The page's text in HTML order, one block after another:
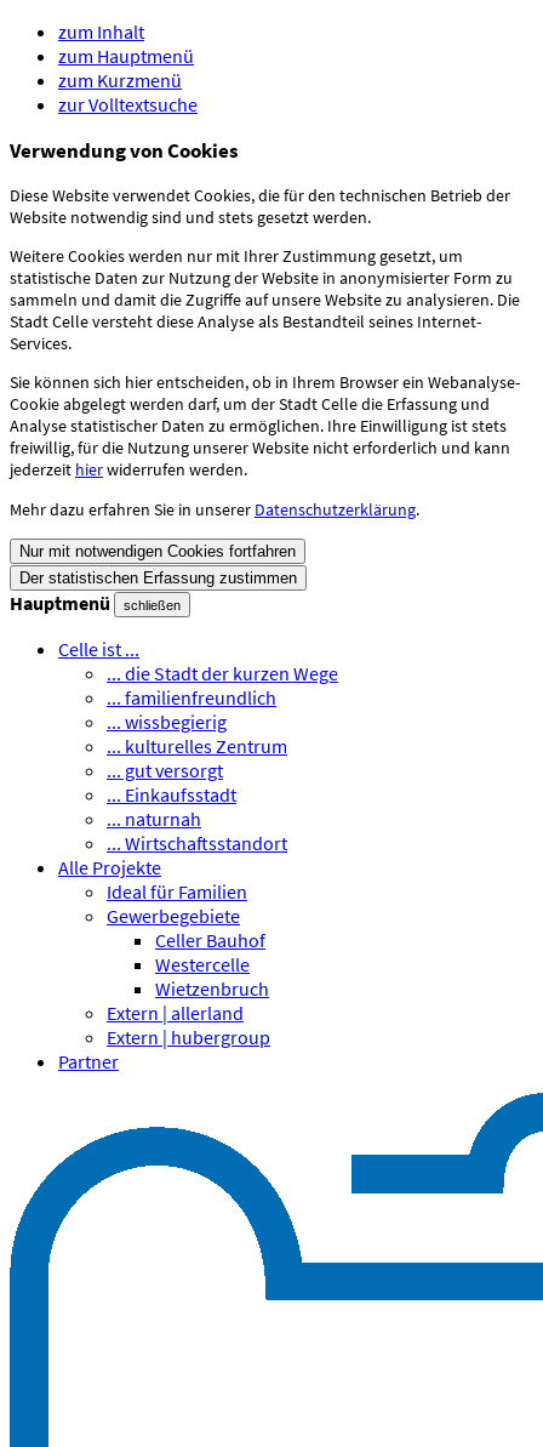
zum Inhalt
zum Hauptmenü
zum Kurzmenü
zur Volltextsuche
Verwendung von Cookies
Diese Website verwendet Cookies, die für den technischen Betrieb der
Website notwendig sind und stets gesetzt werden.
Weitere Cookies werden nur mit Ihrer Zustimmung gesetzt, um
statistische Daten zur Nutzung der Website in anonymisierter Form zu
sammeln und damit die Zugriffe auf unsere Website zu analysieren. Die
Stadt Celle versteht diese Analyse als Bestandteil seines Internet-
Services.
Sie können sich hier entscheiden, ob in Ihrem Browser ein Webanalyse-
Cookie abgelegt werden darf, um der Stadt Celle die Erfassung und
Analyse statistischer Daten zu ermöglichen. Ihre Einwilligung ist stets
freiwillig, für die Nutzung unserer Website nicht erforderlich und kann
jederzeit hierwiderrufen werden.
Mehr dazu erfahren Sie in unserer Datenschutzerklärung.
Nur mit notwendigen Cookies fortfahren
Der statistischen Erfassung zustimmen
Hauptmenü schließen
Celle ist ...
... die Stadt der kurzen Wege
... familienfreundlich
... wissbegierig
... kulturelles Zentrum
... gut versorgt
... Einkaufsstadt
... naturnah
... Wirtschaftsstandort
Alle Projekte
Ideal für Familien
Gewerbegebiete
Celler Bauhof
Westercelle
Wietzenbruch
Extern | allerland
Extern | hubergroup
Partner